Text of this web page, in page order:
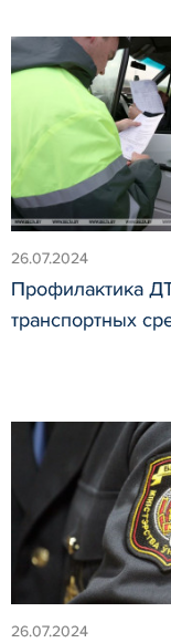
26.07.2024
Профилактика
транспортных
26.07.2024